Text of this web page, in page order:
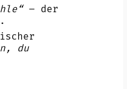
– der
du